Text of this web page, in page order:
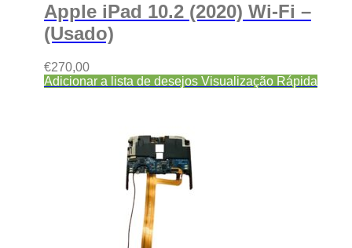
Apple iPad 10.2 (2020) Wi-Fi –
(Usado)
€270,00
Adicionar a lista de desejos Visualização Rápida